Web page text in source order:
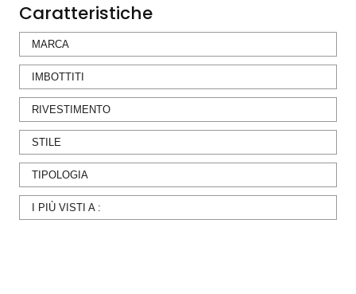
Caratteristiche
MARCA
IMBOTTITI
RIVESTIMENTO
STILE
TIPOLOGIA
I PIÙ VISTI A :